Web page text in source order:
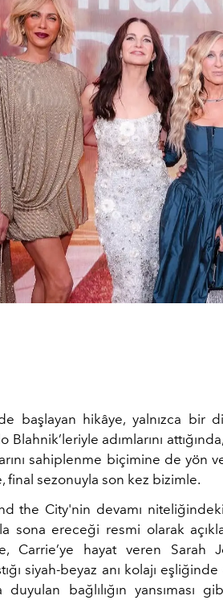
başlayan hikâye, yalnızca bir
Blahnik’leriyle adımlarını
sahiplenme biçimine de yön
final sezonuyla son kez bizimle.
the City'nin devamı
sona ereceği resmi olarak
Carrie’ye hayat veren Sarah
siyah-beyaz anı kolajı
duyulan bağlılığın yansıması